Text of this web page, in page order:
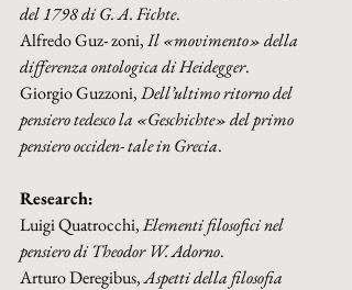
del 1798 di G. A. Fichte.
Alfredo Guz- zoni, Il «movimento» della
differenza ontologica di Heidegger.
Giorgio Guzzoni, Dell’ultimo ritorno del
pensiero tedesco la «Geschichte» del primo
pensiero occiden- tale in Grecia.
Research:
Luigi Quatrocchi, Elementi filosofici nel
pensiero di Theodor W. Adorno.
Arturo Deregibus, Aspetti della filosofia